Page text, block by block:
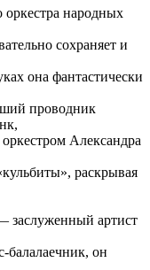
оркестра народных
сохраняет и
она фантастически
проводник
Александра
раскрывая
артист
балалаечник, он